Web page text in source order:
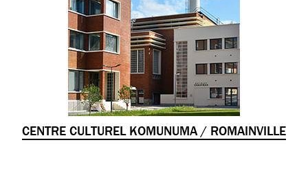
CENTRE CULTUREL KOMUNUMA / ROMAINVILLE